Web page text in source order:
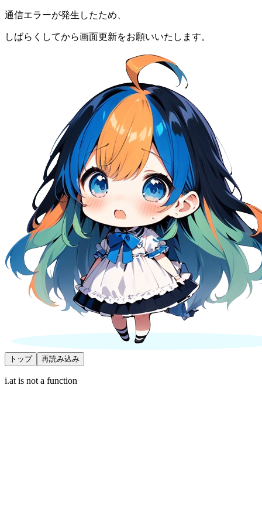
通信エラーが発生したため、
しばらくしてから画面更新をお願いいたします。
トップ 再読み込み
i.at is not a function